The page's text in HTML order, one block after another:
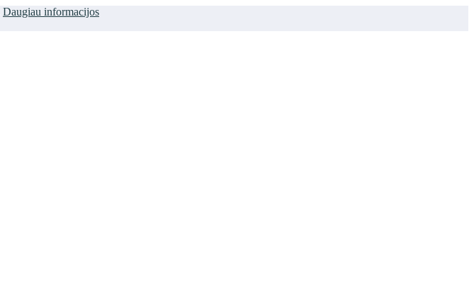
Daugiau informacijos